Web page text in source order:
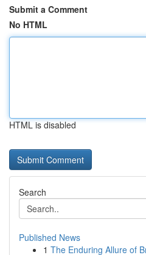
Submit a Comment
No HTML
HTML is disabled
Search
Published News
1 The Enduring Allure of